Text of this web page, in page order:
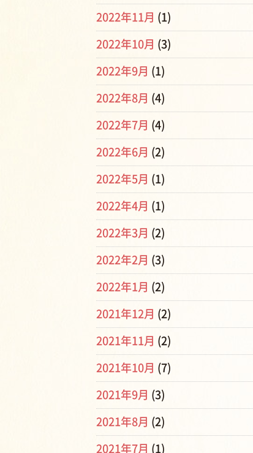
2022年11月 (1)
2022年10月 (3)
2022年9月 (1)
2022年8月 (4)
2022年7月 (4)
2022年6月 (2)
2022年5月 (1)
2022年4月 (1)
2022年3月 (2)
2022年2月 (3)
2022年1月 (2)
2021年12月 (2)
2021年11月 (2)
2021年10月 (7)
2021年9月 (3)
2021年8月 (2)
2021年7月 (1)